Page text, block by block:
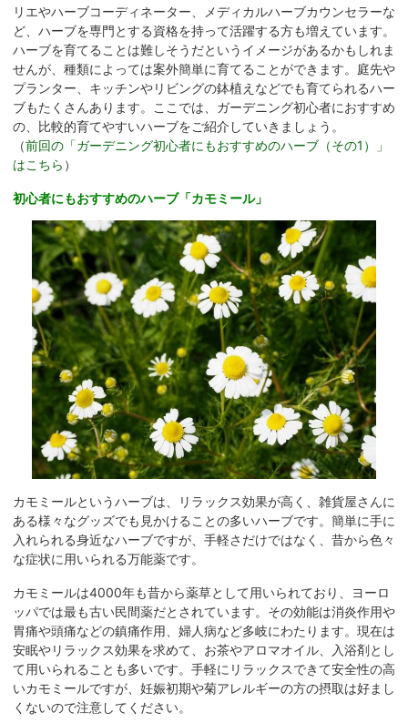
リエやハーブコーディネーター、メディカルハーブカウンセラーな
ど、ハーブを専門とする資格を持って活躍する方も増えています。
ハーブを育てることは難しそうだというイメージがあるかもしれま
せんが、種類によっては案外簡単に育てることができます。庭先や
プランター、キッチンやリビングの鉢植えなどでも育てられるハー
ブもたくさんあります。ここでは、ガーデニング初心者におすすめ
の、比較的育てやすいハーブをご紹介していきましょう。
（前回の「ガーデニング初心者にもおすすめのハーブ（その1）」
はこちら ）
初心者にもおすすめのハーブ「カモミール」
カモミールというハーブは、リラックス効果が高く、雑貨屋さんに
ある様々なグッズでも見かけることの多いハーブです。簡単に手に
入れられる身近なハーブですが、手軽さだけではなく、昔から色々
な症状に用いられる万能薬です。
カモミールは4000年も昔から薬草として用いられており、ヨーロ
ッパでは最も古い民間薬だとされています。その効能は消炎作用や
胃痛や頭痛などの鎮痛作用、婦人病など多岐にわたります。現在は
安眠やリラックス効果を求めて、お茶やアロマオイル、入浴剤とし
て用いられることも多いです。手軽にリラックスできて安全性の高
いカモミールですが、妊娠初期や菊アレルギーの方の摂取は好まし
くないので注意してください。